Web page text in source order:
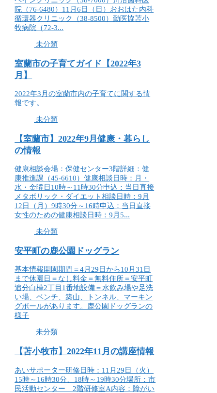
院（76-6480）11月6日（日）おおはた内科
循環器クリニック（38-8500）勤医協苫小
牧病院（72-3...
未分類
室蘭市の子育てガイド【2022年3
月】
2022年3月の室蘭市内の子育てに関する情
報です。
未分類
【室蘭市】2022年9月健康・暮らし
の情報
健康相談会場：保健センター3階詳細：健
康推進課（45-6610）健康相談日時：月・
水・金曜日10時～11時30分申込：当日直接
メタボリック・ダイエット相談日時：9月
12日（月）9時30分～16時申込：当日直接
女性のための健康相談日時：9月5...
未分類
安平町の鹿公園ドッグラン
基本情報開園期間＝4月29日から10月31日
まで休園日＝なし料金＝無料住所＝安平町
追分白樺2丁目1番地設備＝水飲み場や足洗
い場、ベンチ、築山、トンネル、マーキン
グポールがあります。鹿公園ドッグランの
様子
未分類
【苫小牧市】2022年11月の講座情報
あいサポーター研修日時：11月29日（火）
15時～16時30分、18時～19時30分場所：市
民活動センター 2階研修室A内容：障がい